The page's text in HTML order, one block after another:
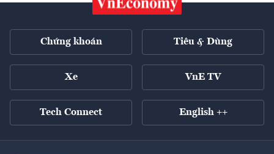
Chứng khoán Tiêu & Dùng
Xe VnE TV
Tech Connect English ++